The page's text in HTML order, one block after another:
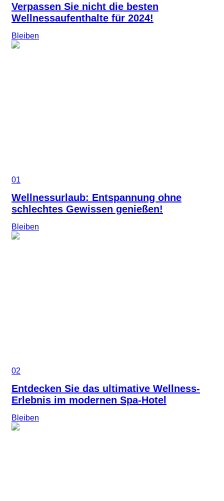
Verpassen Sie nicht die besten
Wellnessaufenthalte für 2024!
Bleiben
01
Wellnessurlaub: Entspannung ohne
schlechtes Gewissen genießen!
Bleiben
02
Entdecken Sie das ultimative Wellness-
Erlebnis im modernen Spa-Hotel
Bleiben